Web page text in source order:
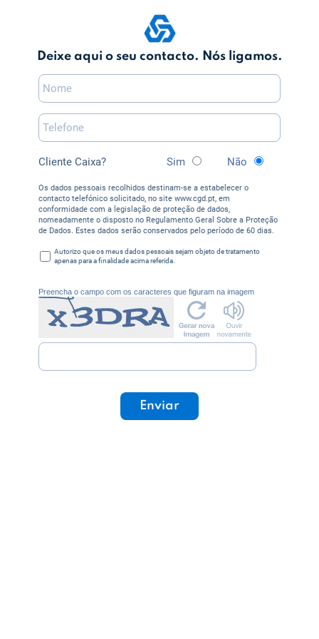
Deixe aqui o seu contacto. Nós ligamos.
Cliente Caixa? Não
Sim
Os dados pessoais recolhidos destinam-se a estabelecer o
contacto telefónico solicitado, no site www.cgd.pt, em
conformidade com a legislação de proteção de dados,
nomeadamente o disposto no Regulamento Geral Sobre a Proteção
de Dados. Estes dados serão conservados pelo período de 60 dias.
Autorizo que os meus dados pessoais sejam objeto de tratamento
apenas para a finalidade acima referida.
Preencha o campo com os caracteres que figuram na imagem